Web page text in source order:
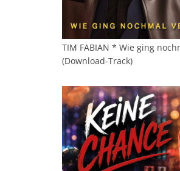
TIM FABIAN * Wie ging
(Download-Track)